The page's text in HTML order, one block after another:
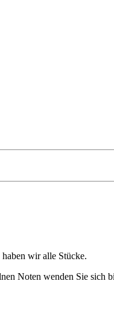
wir alle Stücke.
Noten wenden Sie sich